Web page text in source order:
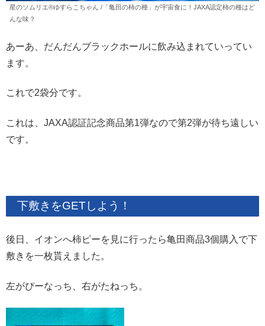
星のソムリエ®︎ゆすらこちゃん /「亀田の柿の種」が宇宙食に！JAXA認定柿の種はど
んな味？
あーあ、だんだんブラックホールに飲み込まれていってい
ます。
これで2袋分です。
これは、JAXA認証記念商品第1弾なので第2弾が待ち遠しい
です。
下敷きをGETしよう！
後日、イオンへ柿ピーを見に行ったら亀田商品3個購入で下
敷きを一枚貰えました。
左がぴーなっち、右がたねっち。